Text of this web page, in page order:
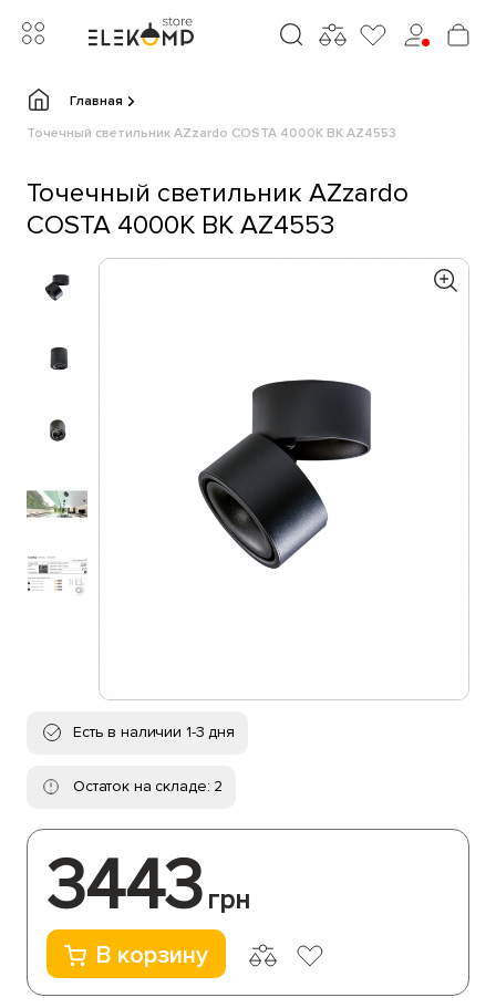
Главная
Точечный светильник AZzardo COSTA 4000K BK AZ4553
Точечный светильник AZzardo
COSTA 4000K BK AZ4553
Есть в наличии 1-3 дня
Остаток на складе: 2
3443 грн
В корзину